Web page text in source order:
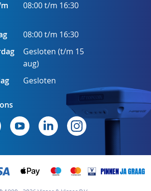
08:00 t/m 16:30
08:00 t/m 16:30
Gesloten (t/m 15
aug)
Gesloten